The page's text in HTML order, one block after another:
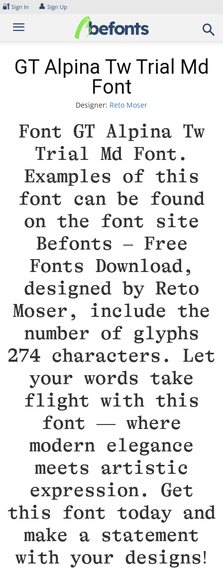
Skip
content
🔐 Sign In 👤 Sign Up
GT Alpina Tw Trial Md
Font
Designer: Reto Moser
Font GT Alpina Tw
Trial Md Font.
Examples of this
font can be found
on the font site
Befonts – Free
Fonts Download,
designed by Reto
Moser, include the
number of glyphs
274 characters. Let
your words take
flight with this
font — where
modern elegance
meets artistic
expression. Get
this font today and
make a statement
with your designs!